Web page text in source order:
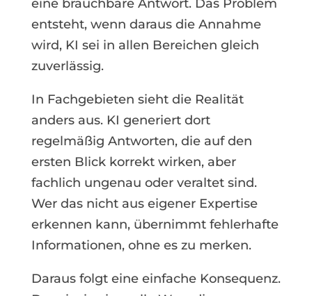
eine brauchbare Antwort. Das Problem
entsteht, wenn daraus die Annahme
wird, KI sei in allen Bereichen gleich
zuverlässig.
In Fachgebieten sieht die Realität
anders aus. KI generiert dort
regelmäßig Antworten, die auf den
ersten Blick korrekt wirken, aber
fachlich ungenau oder veraltet sind.
Wer das nicht aus eigener Expertise
erkennen kann, übernimmt fehlerhafte
Informationen, ohne es zu merken.
Daraus folgt eine einfache Konsequenz.